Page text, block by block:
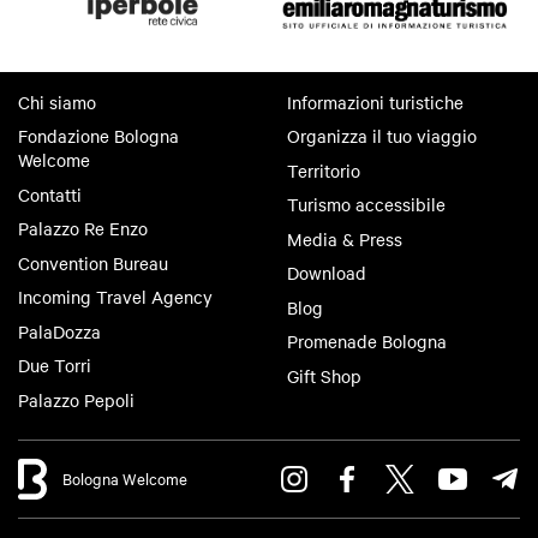
Chi siamo
Fondazione Bologna
Welcome
Contatti
Palazzo Re Enzo
Convention Bureau
Incoming Travel Agency
PalaDozza
Due Torri
Palazzo Pepoli
Informazioni turistiche
Organizza il tuo viaggio
Territorio
Turismo accessibile
Media & Press
Download
Blog
Promenade Bologna
Gift Shop
Bologna Welcome